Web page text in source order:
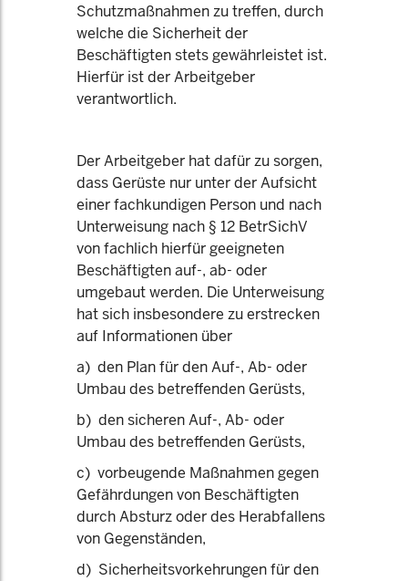
Schutzmaßnahmen zu treffen, durch
welche die Sicherheit der
Beschäftigten stets gewährleistet ist.
Hierfür ist der Arbeitgeber
verantwortlich.
Der Arbeitgeber hat dafür zu sorgen,
dass Gerüste nur unter der Aufsicht
einer fachkundigen Person und nach
Unterweisung nach § 12 BetrSichV
von fachlich hierfür geeigneten
Beschäftigten auf-, ab- oder
umgebaut werden. Die Unterweisung
hat sich insbesondere zu erstrecken
auf Informationen über
a) den Plan für den Auf-, Ab- oder
Umbau des betreffenden Gerüsts,
b) den sicheren Auf-, Ab- oder
Umbau des betreffenden Gerüsts,
c) vorbeugende Maßnahmen gegen
Gefährdungen von Beschäftigten
durch Absturz oder des Herabfallens
von Gegenständen,
d) Sicherheitsvorkehrungen für den